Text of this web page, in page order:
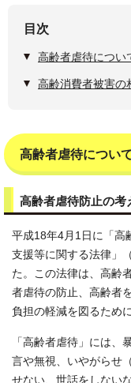
目次
高齢者虐待につい
高齢消費者被害の
高齢者虐待につい
高齢者虐待防止の考
平成18年4月1日に「高
支援等に関する法律」
た。この法律は、高齢
者虐待の防止、高齢者
負担の軽減を図るため
「高齢者虐待」には、
言や無視、いやがらせ
せない、世話をしない